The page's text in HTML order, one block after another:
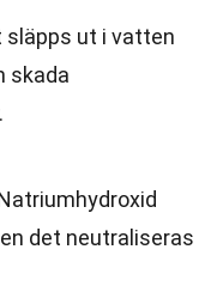
släpps ut i vatten
skada
det neutraliseras